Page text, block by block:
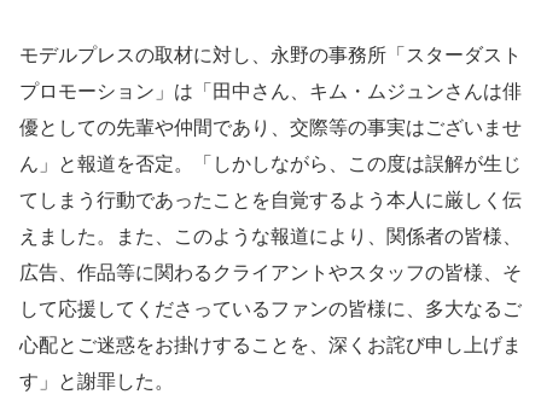
モデルプレスの取材に対し、永野の事務所「スターダスト
プロモーション」は「田中さん、キム・ムジュンさんは俳
優としての先輩や仲間であり、交際等の事実はございませ
ん」と報道を否定。「しかしながら、この度は誤解が生じ
てしまう行動であったことを自覚するよう本人に厳しく伝
えました。また、このような報道により、関係者の皆様、
広告、作品等に関わるクライアントやスタッフの皆様、そ
して応援してくださっているファンの皆様に、多大なるご
心配とご迷惑をお掛けすることを、深くお詫び申し上げま
す」と謝罪した。